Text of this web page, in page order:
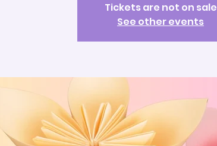
Tickets are not on sale
See other events